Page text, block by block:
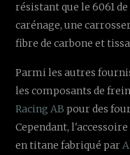
résistant que le 6061
carénage, une
fibre de carbone et
Parmi les autres
les composants de
Racing AB pour des
Cependant,
en titane fabriqué par